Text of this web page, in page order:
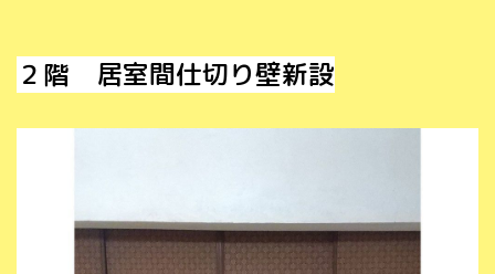
２階 居室間仕切り壁新設